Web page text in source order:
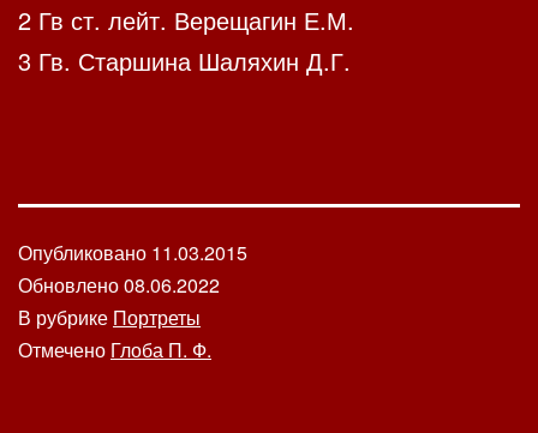
2 Гв ст. лейт. Верещагин Е.М.
3 Гв. Старшина Шаляхин Д.Г.
Опубликовано 11.03.2015
Обновлено08.06.2022
В рубрике Портреты
Отмечено Глоба П. Ф.